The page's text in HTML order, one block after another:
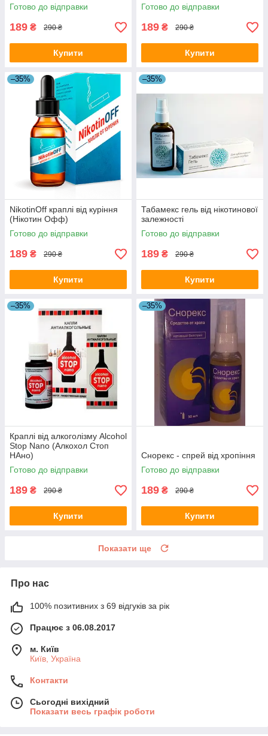
Готово до відправки
189 ₴ 290 ₴
Купити
Готово до відправки
189 ₴ 290 ₴
Купити
–35%
NikotinОff краплі від куріння
(Нікотин Офф)
Готово до відправки
189 ₴ 290 ₴
Купити
–35%
Табамекс гель від нікотинової
залежності
Готово до відправки
189 ₴ 290 ₴
Купити
–35%
Краплі від алкоголізму Alcohol
Stop Nano (Алкохол Стоп
НАно)
Готово до відправки
189 ₴ 290 ₴
Купити
–35%
Снорекс - спрей від хропіння
Готово до відправки
189 ₴ 290 ₴
Купити
Показати ще
Про нас
100% позитивних з 69 відгуків за рік
Працює з 06.08.2017
м. Київ
Київ, Україна
Контакти
Сьогодні вихідний
Показати весь графік роботи